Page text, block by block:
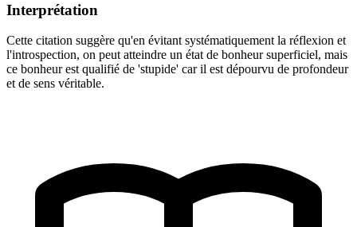
Interprétation
Cette citation suggère qu'en évitant systématiquement la réflexion et
l'introspection, on peut atteindre un état de bonheur superficiel, mais
ce bonheur est qualifié de 'stupide' car il est dépourvu de profondeur
et de sens véritable.